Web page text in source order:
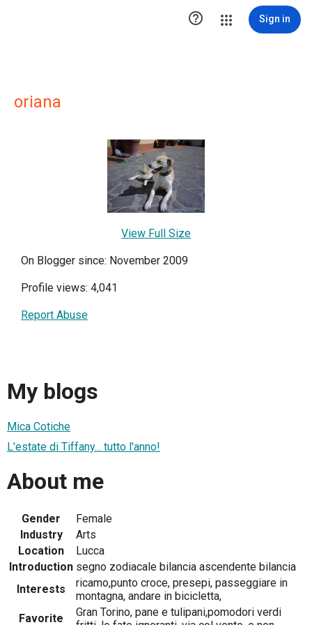
 Sign in
oriana
View Full Size
On Blogger since: November 2009
Profile views: 4,041
Report Abuse
My blogs
Mica Cotiche
L'estate di Tiffany... tutto l'anno!
About me
Gender
Female
Industry
Arts
Location
Lucca
Introduction segno zodiacale bilancia ascendente bilancia
Interests
ricamo,punto croce, presepi, passeggiare in
montagna, andare in bicicletta,
Favorite
Gran Torino, pane e tulipani,pomodori verdi